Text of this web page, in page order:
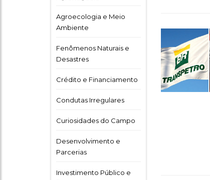
Agroecologia e Meio
Ambiente
Fenômenos Naturais e
Desastres
Crédito e Financiamento
Condutas Irregulares
Curiosidades do Campo
Desenvolvimento e
Parcerias
Investimento Público e